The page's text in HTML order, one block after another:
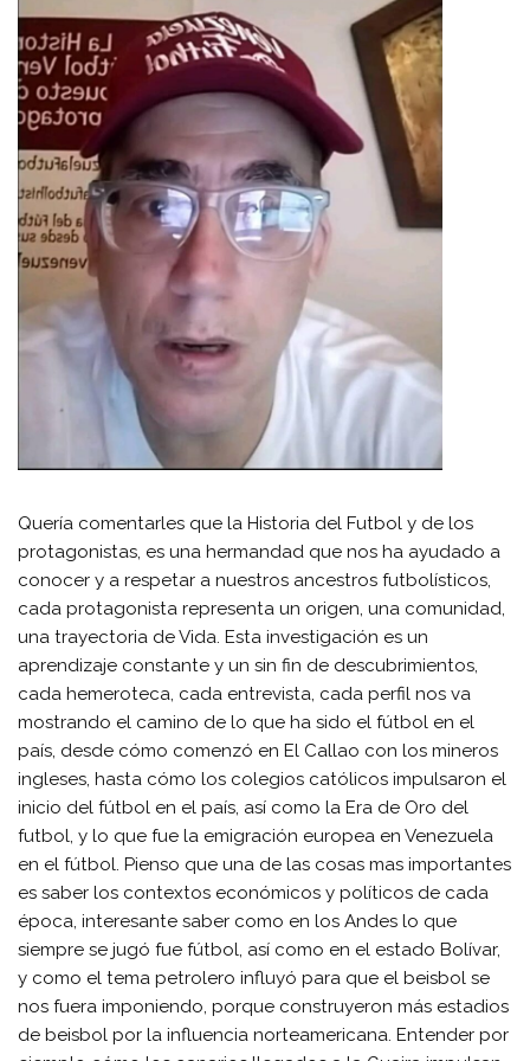
Quería comentarles que la Historia del Futbol y de los
protagonistas, es una hermandad que nos ha ayudado a
conocer y a respetar a nuestros ancestros futbolísticos,
cada protagonista representa un origen, una comunidad,
una trayectoria de Vida. Esta investigación es un
aprendizaje constante y un sin fin de descubrimientos,
cada hemeroteca, cada entrevista, cada perfil nos va
mostrando el camino de lo que ha sido el fútbol en el
país, desde cómo comenzó en El Callao con los mineros
ingleses, hasta cómo los colegios católicos impulsaron el
inicio del fútbol en el país, así como la Era de Oro del
futbol, y lo que fue la emigración europea en Venezuela
en el fútbol. Pienso que una de las cosas mas importantes
es saber los contextos económicos y políticos de cada
época, interesante saber como en los Andes lo que
siempre se jugó fue fútbol, así como en el estado Bolívar,
y como el tema petrolero influyó para que el beisbol se
nos fuera imponiendo, porque construyeron más estadios
de beisbol por la influencia norteamericana. Entender por